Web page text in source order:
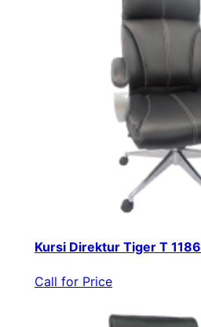
Kursi Direktur Tiger T 1186
Call for Price